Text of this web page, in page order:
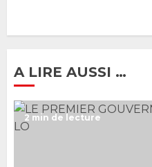
A LIRE AUSSI …
2 min de lecture